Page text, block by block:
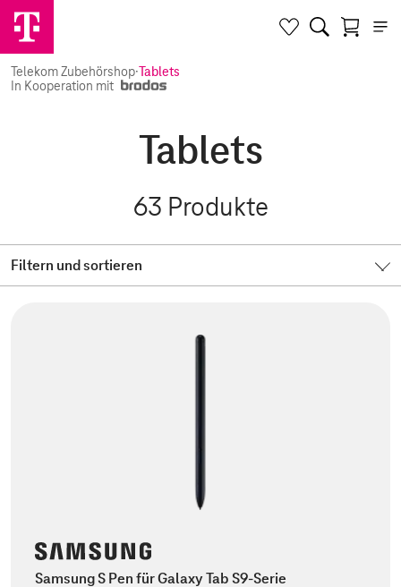
Telekom Zubehörshop·Tablets
In Kooperation mit
Tablets
63 Produkte
Filtern und sortieren
Samsung S Pen für Galaxy Tab S9-Serie